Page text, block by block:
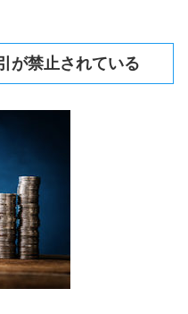
が禁止されている